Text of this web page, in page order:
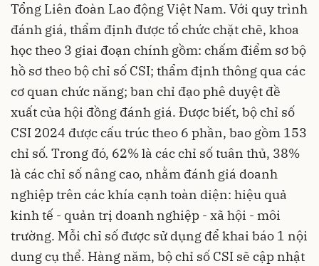
Tổng Liên đoàn Lao động Việt Nam. Với quy trình
đánh giá, thẩm định được tổ chức chặt chẽ, khoa
học theo 3 giai đoạn chính gồm: chấm điểm sơ bộ
hồ sơ theo bộ chỉ số CSI; thẩm định thông qua các
cơ quan chức năng; ban chỉ đạo phê duyệt đề
xuất của hội đồng đánh giá. Được biết, bộ chỉ số
CSI 2024 được cấu trúc theo 6 phần, bao gồm 153
chỉ số. Trong đó, 62% là các chỉ số tuân thủ, 38%
là các chỉ số nâng cao, nhằm đánh giá doanh
nghiệp trên các khía cạnh toàn diện: hiệu quả
kinh tế - quản trị doanh nghiệp - xã hội - môi
trường. Mỗi chỉ số được sử dụng để khai báo 1 nội
dung cụ thể. Hàng năm, bộ chỉ số CSI sẽ cập nhật